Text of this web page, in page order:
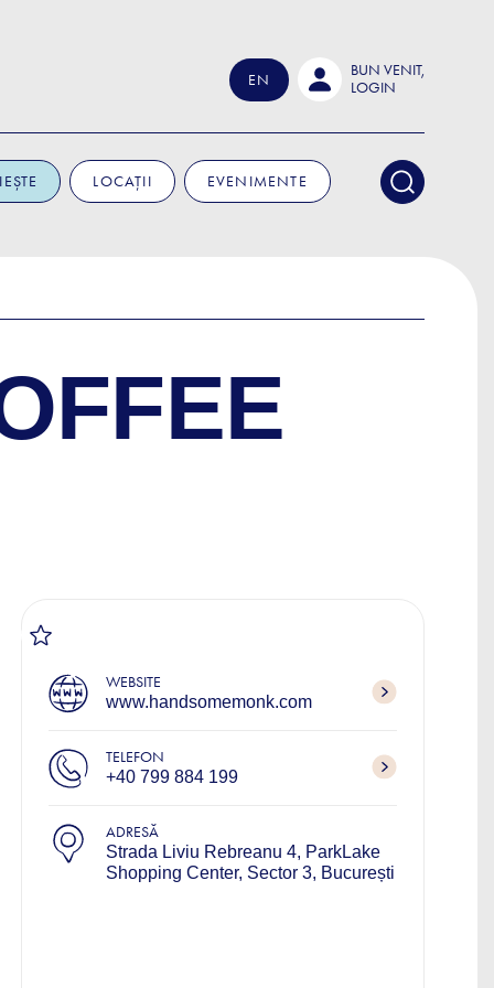
EN
BUN VENIT,
LOGIN
LOCAȚII EVENIMENTE
WEBSITE
www.handsomemonk.com
TELEFON
+40 799 884 199
ADRESĂ
Strada Liviu Rebreanu 4, ParkLake
Shopping Center, Sector 3, București